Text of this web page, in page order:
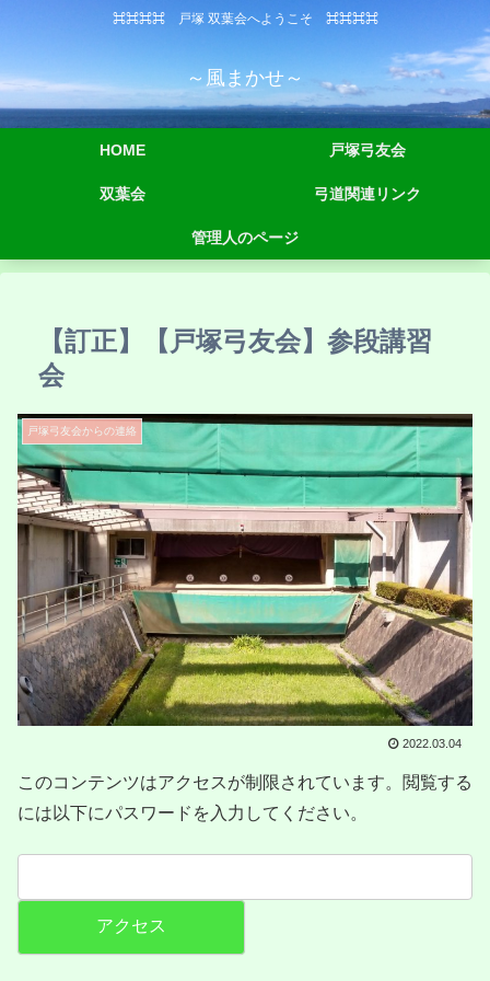
⌘⌘⌘⌘ 戸塚 双葉会へようこそ ⌘⌘⌘⌘
～風まかせ～
HOME 戸塚弓友会
双葉会 弓道関連リンク
管理人のページ
【訂正】【戸塚弓友会】参段講習
会
戸塚弓友会からの連絡
2022.03.04
このコンテンツはアクセスが制限されています。閲覧する
には以下にパスワードを入力してください。